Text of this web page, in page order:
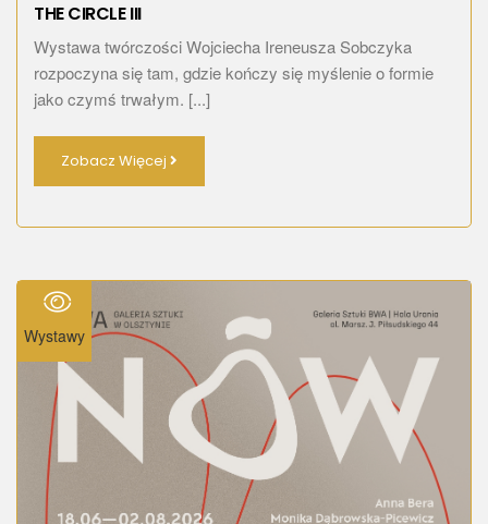
THE CIRCLE III
Wystawa twórczości Wojciecha Ireneusza Sobczyka
rozpoczyna się tam, gdzie kończy się myślenie o formie
jako czymś trwałym. [...]
Zobacz Więcej
Wystawy